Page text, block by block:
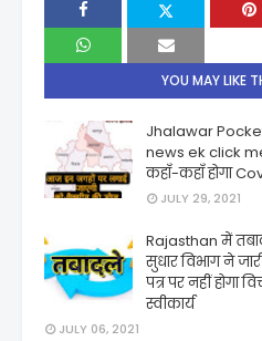
YOU MAY LIKE
Jhalawar
news ek click
कहाँ-कहाँ होगा
JULY 29, 2021
Rajasthan में
सुधार विभाग ने
पत्र पर नहीं होगा
स्वीकार्य
JULY 06, 2021